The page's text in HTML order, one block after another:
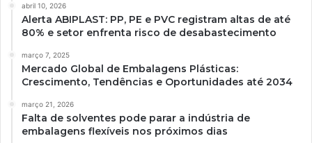
abril 10, 2026
Alerta ABIPLAST: PP, PE e PVC registram altas de até
80% e setor enfrenta risco de desabastecimento
março 7, 2025
Mercado Global de Embalagens Plásticas:
Crescimento, Tendências e Oportunidades até 2034
março 21, 2026
Falta de solventes pode parar a indústria de
embalagens flexíveis nos próximos dias